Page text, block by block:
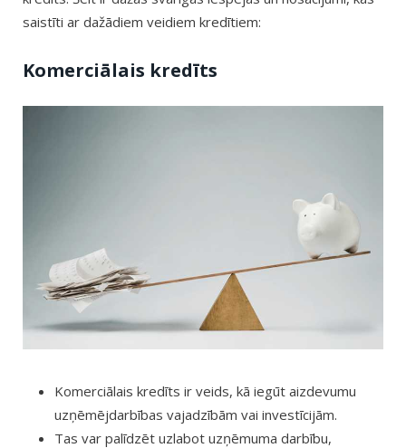
saistīti ar dažādiem veidiem kredītiem:
Komerciālais kredīts
Komerciālais kredīts ir veids, kā iegūt aizdevumu
uzņēmējdarbības vajadzībām vai investīcijām.
Tas var palīdzēt uzlabot uzņēmuma darbību,